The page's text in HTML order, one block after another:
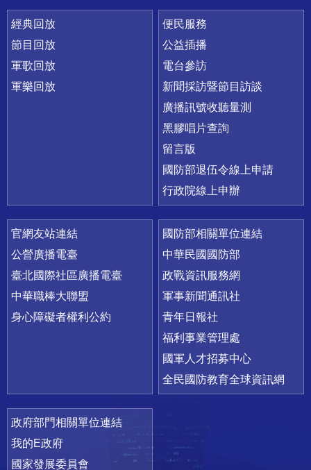
經典回放
節目回放
軍歌回放
軍樂回放
便民服務
公益插播
電台參訪
新聞採訪暨節目訪談
廣播訊號收聽量測
黑膠唱片查詢
留言版
國防部退伍令線上申請
行政院線上申辦
官網友站連結
公營廣播電臺
臺北國際社區廣播電臺
中華職棒大聯盟
身心障礙者權利公約
國防部相關單位連結
中華民國國防部
政戰資訊服務網
軍事新聞通訊社
青年日報社
福利事業管理處
國軍人才招募中心
全民國防教育全球資訊網
政府部門相關單位連結
我的E政府
國家發展委員會